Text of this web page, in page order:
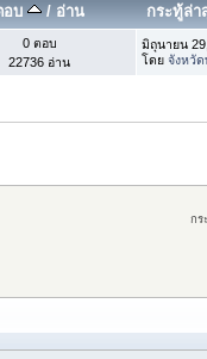
อบ / อ่าน กระทู้ล่า
0 ตอบ
22736 อ่าน
มิถุนายน
โดยจังหวั
กร